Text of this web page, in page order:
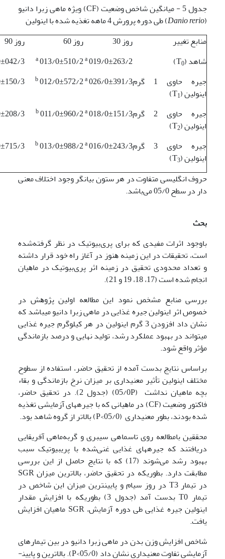
جدول 5 - میانگین شاخص وضعیت (CF) ویژه ماهی زبرا دانیو
(
Danio rerio) طی دوره پرورش 4 ماهه تغذیه شده با اینولین
منابع تغییر
روز 30 روز 60
روز 90
شاهد (T0
)
a019/0±263/2
a013/0±510/2
3
جیره حاوی 1 گرم
اینولین (T1
)
a026/0±391/3
b012/0±572/2
3
جیره حاوی 2 گرم
اینولین (T2
)
a018/0±151/3
b011/0±960/2
3
جیره حاوی 3 گرم
اینولین (T3
)
a016/0±243/3
b013/0±988/2
3
حروف انگلیسی متفاوت در هر ستون بیانگر وجود اختلاف معنی
دار در سطح 05/0 می‌باشد.
بحث
باوجود اثرات ﻣﻔﯿﺪی ﮐﻪ ﺑﺮای ﭘﺮیﺑﯿﻮﺗﯿﮏ در ﻧﻈﺮ گرفته‌شده
اﺳﺖ، ﺗﺤﻘﯿﻘﺎت در اﯾﻦ زﻣﯿﻨﻪ ﻫﻨﻮز در آﻏﺎز راه ﺧﻮد ﻗﺮار داﺷﺘﻪ
و ﺗﻌﺪاد ﻣﺤﺪودی ﺗﺤﻘﯿﻖ در زﻣﯿﻨﻪ اﺛﺮ ﭘﺮیﺑﯿﻮﺗﯿﮏ در ﻣﺎﻫﯿﺎن
اﻧﺠﺎم ﺷﺪه اﺳﺖ (17، 18، 19 و 21).
ﺑﺮرﺳﯽ ﻣﻨﺎﺑﻊ ﻣﺸﺨﺺ ﻧﻤﻮد اﯾﻦ ﻣﻄﺎﻟﻌﻪ اوﻟﯿﻦ ﭘﮋوﻫﺶ در
ﺧﺼﻮص اﺛﺮ اینولین جیره غذایی در ماهی زبرا دانیو می­باشد که
نشان داد افزودن 3 گرم اینولین در هر کیلوگرم جیره غذایی
می­تواند در بهبود عملکرد رشد، تولید نهایی و درصد بازماندگی
مؤثر واقع شود.
براساس نتایج بدست آمده از تحقیق حاضر، استفاده از سطوح
مختلف اینولین تأثیر معنی­داری بر میزان نرخ بازماندگی و بقاء
بچه ماهیان نداشت (05/0P) (جدول 2). در تحقیق حاضر،
فاکتور وﺿﻌﯿﺖ (CF) در ﻣﺎﻫﯿﺎنی که با جیره­های آزمایشی تغذیه
شده بودند، بطور معنی­داری (05/0>P) بالاتر از گروه شاهد بود.
محققین بامطالعه روی تاسماهی سیبری و گربه‌ماهی آفریقایی
دریافتند که جیره­های غذایی غنی‌شده با پری­بیوتیک سبب
بهبود رشد می‌شوند (17) که با نتایج حاصل از این بررسی
مطابقت دارد. بطوریکه در تحقیق حاضر، بالاترین میزان SGR
در تیمار T3 در روز سی­ام و پایین­ترین میزان این شاخص در
تیمار T0 بدست آمد (جدول 3) بطوریکه با افزایش مقدار
اینولین جیره غذایی طی دوره آزمایش، SGR ماهیان افزایش
یافت.
شاخص افزایش وزن بدن در ماهی زبرا دانیو در بین تیمارهای
آزمایشی تفاوت معنی­داری نشان داد (05/0>P). بالاترین و پایین­